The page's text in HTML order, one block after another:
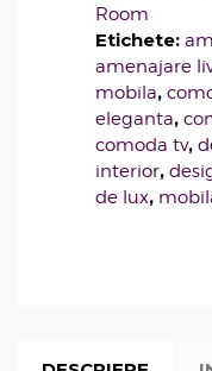
Room
Etichete:
amenajare
mobila,
eleganta,
comoda tv,
interior,
de lux,